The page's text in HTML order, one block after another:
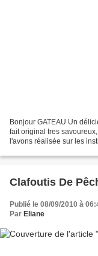
Bonjour GATEAU Un
fait original tres
l'avons réalisée sur les
Clafoutis De
Publié le 08/09/2010 à
Par Eliane